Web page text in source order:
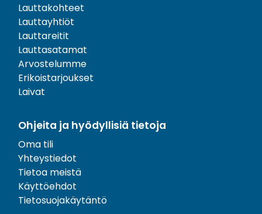
Lauttakohteet
Lauttayhtiöt
Lauttareitit
Lauttasatamat
Arvostelumme
Erikoistarjoukset
Laivat
Ohjeita ja hyödyllisiä tietoja
Oma tili
Yhteystiedot
Tietoa meistä
Käyttöehdot
Tietosuojakäytäntö